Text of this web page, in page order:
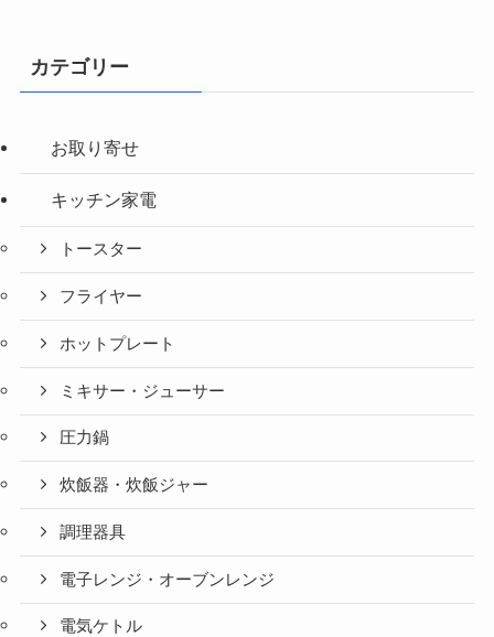
カテゴリー
お取り寄せ
キッチン家電
トースター
フライヤー
ホットプレート
ミキサー・ジューサー
圧力鍋
炊飯器・炊飯ジャー
調理器具
電子レンジ・オーブンレンジ
電気ケトル